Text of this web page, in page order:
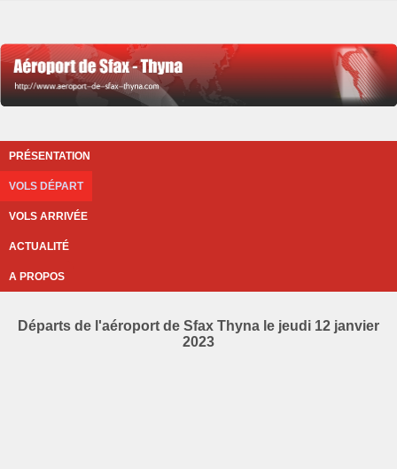
PRÉSENTATION
VOLS DÉPART
VOLS ARRIVÉE
ACTUALITÉ
A PROPOS
Départs de l'aéroport de Sfax Thyna le jeudi 12 janvier
2023